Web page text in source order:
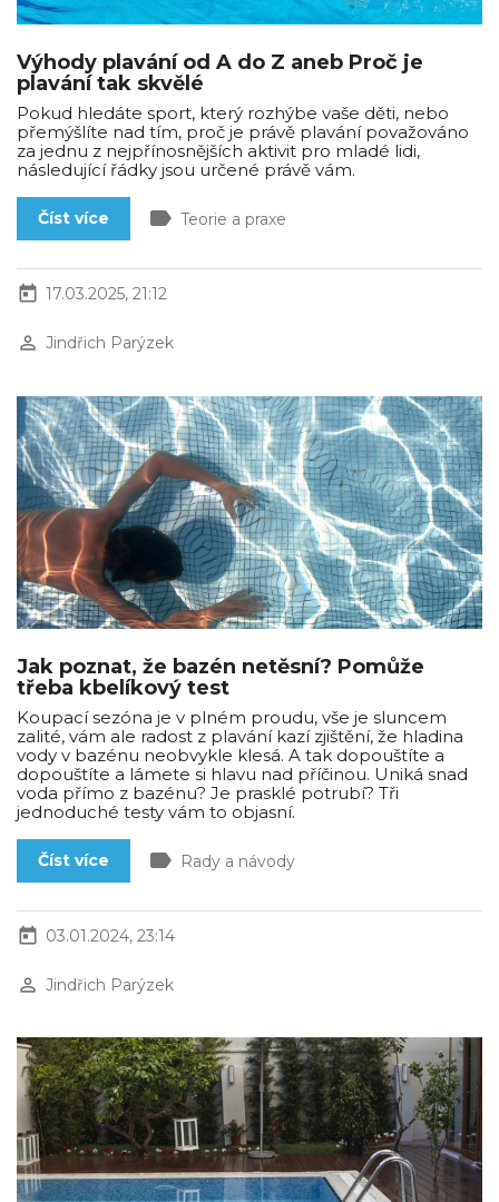
Výhody plavání od A do Z aneb Proč je
plavání tak skvělé
Pokud hledáte sport, který rozhýbe vaše děti, nebo
přemýšlíte nad tím, proč je právě plavání považováno
za jednu z nejpřínosnějších aktivit pro mladé lidi,
následující řádky jsou určené právě vám.
Číst více label Teorie a praxe
today 17.03.2025, 21:12
perm_identity Jindřich Parýzek
Jak poznat, že bazén netěsní? Pomůže
třeba kbelíkový test
Koupací sezóna je v plném proudu, vše je sluncem
zalité, vám ale radost z plavání kazí zjištění, že hladina
vody v bazénu neobvykle klesá. A tak dopouštíte a
dopouštíte a lámete si hlavu nad příčinou. Uniká snad
voda přímo z bazénu? Je prasklé potrubí? Tři
jednoduché testy vám to objasní.
Číst více label Rady a návody
today 03.01.2024, 23:14
perm_identity Jindřich Parýzek